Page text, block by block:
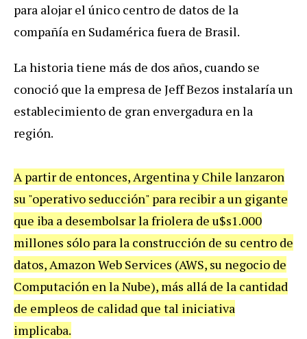
para alojar el único centro de datos de la
compañía en Sudaméricafuera de Brasil.
Lahistoriatiene más de dos años, cuando se
conoció que la empresa de JeffBezos instalaríaun
establecimiento de gran envergadura enla
región.
A partir de entonces,Argentinay Chile lanzaron
su "operativo seducción" para recibir aun gigante
que iba a desembolsarlafriolera de u$s1.000
millones sólo parala construcción de su centro de
datos,AmazonWeb Services (AWS, su negocio de
Computación enlaNube), más allá de la cantidad
de empleos de calidad que tal iniciativa
implicaba.